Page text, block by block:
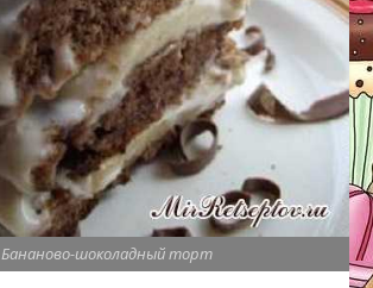
Бананово-шоколадный торт